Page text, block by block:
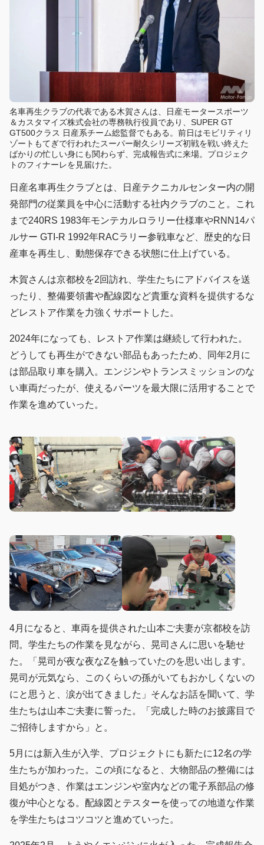
名車再生クラブの代表である木賀さんは、日産モータースポーツ
＆カスタマイズ株式会社の専務執行役員であり、SUPER GT
GT500クラス 日産系チーム総監督でもある。前日はモビリティリ
ゾートもてぎで行われたスーパー耐久シリーズ初戦を戦い終えた
ばかりの忙しい身にも関わらず、完成報告式に来場。プロジェク
トのフィナーレを見届けた。
日産名車再生クラブとは、日産テクニカルセンター内の開
発部門の従業員を中心に活動する社内クラブのこと。これ
まで240RS 1983年モンテカルロラリー仕様車やRNN14パ
ルサー GTI-R 1992年RACラリー参戦車など、歴史的な日
産車を再生し、動態保存できる状態に仕上げている。
木賀さんは京都校を2回訪れ、学生たちにアドバイスを送
ったり、整備要領書や配線図など貴重な資料を提供するな
どレストア作業を力強くサポートした。
2024年になっても、レストア作業は継続して行われた。
どうしても再生ができない部品もあったため、同年2月に
は部品取り車を購入。エンジンやトランスミッションのな
い車両だったが、使えるパーツを最大限に活用することで
作業を進めていった。
4月になると、車両を提供された山本ご夫妻が京都校を訪
問。学生たちの作業を見ながら、晃司さんに思いを馳せ
た。「晃司が夜な夜なZを触っていたのを思い出します。
晃司が元気なら、このくらいの孫がいてもおかしくないの
にと思うと、涙が出てきました」そんなお話を聞いて、学
生たちは山本ご夫妻に誓った。「完成した時のお披露目で
ご招待しますから」と。
5月には新入生が入学、プロジェクトにも新たに12名の学
生たちが加わった。この頃になると、大物部品の整備には
目処がつき、作業はエンジンや室内などの電子系部品の修
復が中心となる。配線図とテスターを使っての地道な作業
を学生たちはコツコツと進めていった。